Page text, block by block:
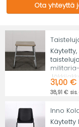
Ota yhteyttä
31,00 €
38,91 €
Inno
Käytetty